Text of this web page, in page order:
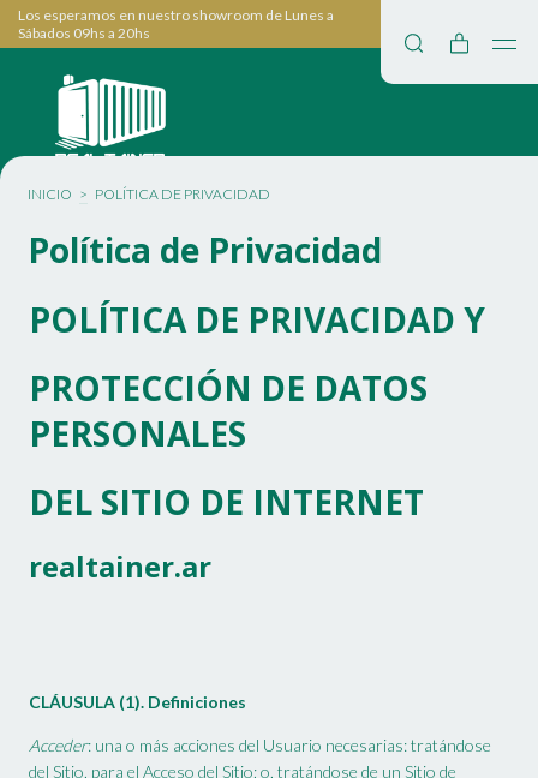
Los esperamos en nuestro showroom de Lunes a
Sábados 09hs a 20hs
INICIO > POLÍTICA DE PRIVACIDAD
Política de Privacidad
POLÍTICA DE PRIVACIDAD Y
PROTECCIÓN DE DATOS
PERSONALES
DEL SITIO DE INTERNET
realtainer.ar
CLÁUSULA (1). Definiciones
Acceder: una o más acciones del Usuario necesarias: tratándose
del Sitio, para el Acceso del Sitio; o, tratándose de un Sitio de